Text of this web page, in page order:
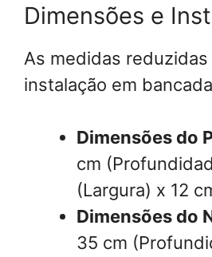
Dimensões e
As medidas
instalação em
Dimensões do
cm
(Largura) x 12
Dimensões do
35 cm